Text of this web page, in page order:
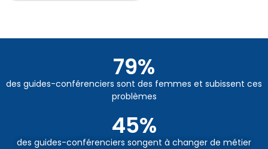
79%
des guides-conférenciers sont des femmes et subissent ces
problèmes
45%
des guides-conférenciers songent à changer de métier